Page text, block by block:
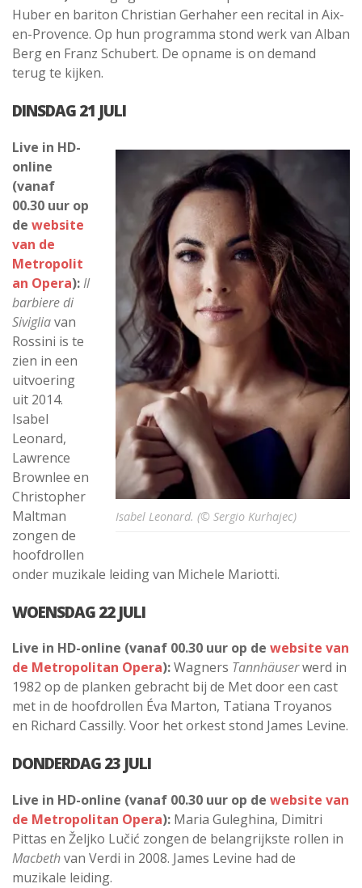
Huber en bariton Christian Gerhaher een recital in Aix-
en-Provence. Op hun programma stond werk van Alban
Berg en Franz Schubert. De opname is on demand
terug te kijken.
DINSDAG 21 JULI
Isabel Leonard. (© Sergio Kurhajec)
Live in HD-
online
(vanaf
00.30 uur op
de website
van de
Metropolit
an Opera):Il
barbiere di
Sivigliavan
Rossini is te
zien in een
uitvoering
uit 2014.
Isabel
Leonard,
Lawrence
Brownlee en
Christopher
Maltman
zongen de
hoofdrollen
onder muzikale leiding van Michele Mariotti.
WOENSDAG 22 JULI
Live in HD-online (vanaf 00.30 uur op de website van
de Metropolitan Opera):Wagners Tannhäuserwerd in
1982 op de planken gebracht bij de Met door een cast
met in de hoofdrollen Éva Marton, Tatiana Troyanos
en Richard Cassilly. Voor het orkest stond James Levine.
DONDERDAG 23 JULI
Live in HD-online (vanaf 00.30 uur op de website van
de Metropolitan Opera): Maria Guleghina, Dimitri
Pittas en Željko Lučić zongen de belangrijkste rollen in
Macbethvan Verdi in 2008. James Levine had de
muzikale leiding.